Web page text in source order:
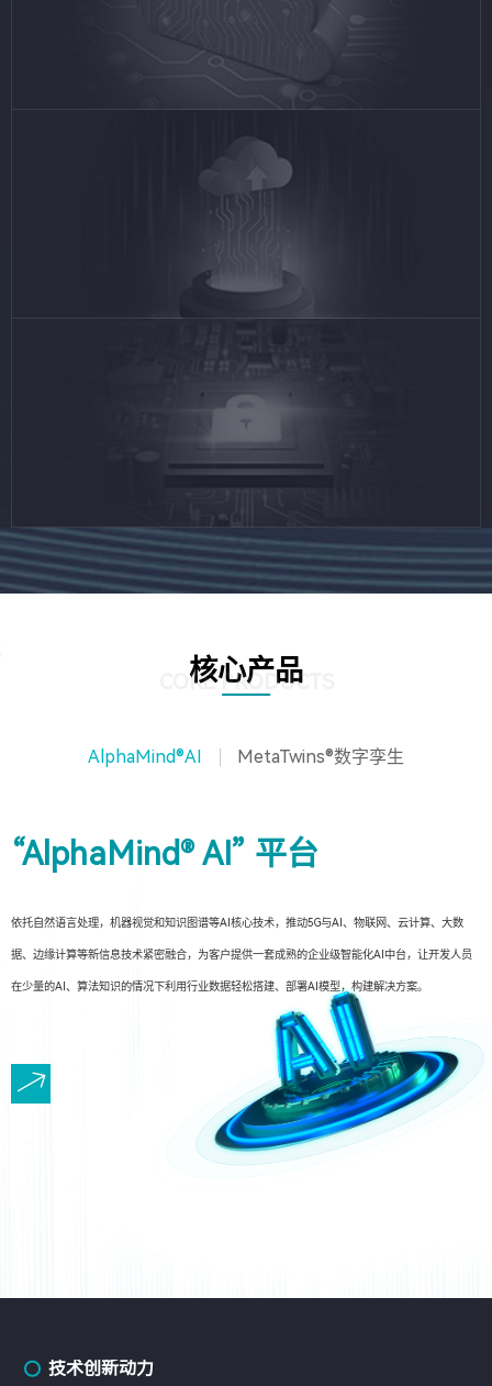
核心产品
CORE PRODUCTS
AlphaMind®AI MetaTwins®数字孪生
“AlphaMind® AI” 平台
依托自然语言处理，机器视觉和知识图谱等AI核心技术，推动5G与AI、物联网、云计算、大数
据、边缘计算等新信息技术紧密融合，为客户提供一套成熟的企业级智能化AI中台，让开发人员
在少量的AI、算法知识的情况下利用行业数据轻松搭建、部署AI模型，构建解决方案。
技术创新动力